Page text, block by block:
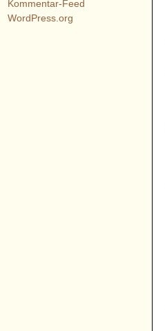
Kommentar-Feed
WordPress.org